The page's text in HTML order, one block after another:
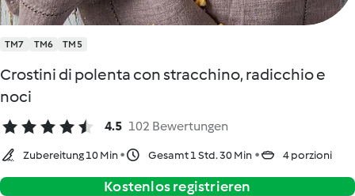
TM7 TM6 TM5
Crostini di polenta con stracchino, radicchio e
noci
4.5 102 Bewertungen
Zubereitung 10 Min Gesamt 1 Std. 30 Min 4 porzioni
Kostenlos registrieren